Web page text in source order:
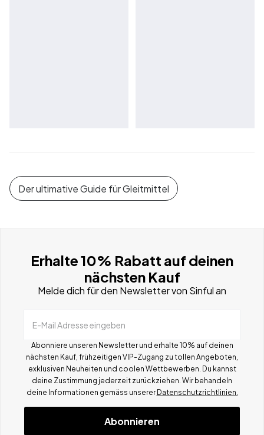
Der ultimative Guide für Gleitmittel
Erhalte 10% Rabatt auf deinen
nächsten Kauf
Melde dich für den Newsletter von Sinful an
E-Mail Adresse eingeben
Abonniere unseren Newsletter und erhalte 10% auf deinen
nächsten Kauf, frühzeitigen VIP-Zugang zu tollen Angeboten,
exklusiven Neuheiten und coolen Wettbewerben. Du kannst
deine Zustimmung jederzeit zurückziehen. Wir behandeln
deine Informationen gemäss unserer Datenschutzrichtlinien.
Abonnieren